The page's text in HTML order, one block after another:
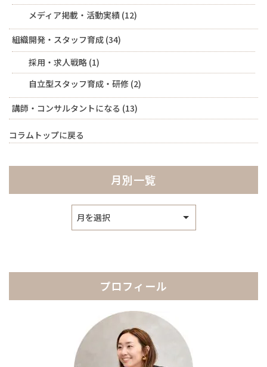
メディア掲載・活動実績 (12)
組織開発・スタッフ育成 (34)
採用・求人戦略 (1)
自立型スタッフ育成・研修 (2)
講師・コンサルタントになる (13)
コラムトップに戻る
月別一覧
ブ
プロフィール